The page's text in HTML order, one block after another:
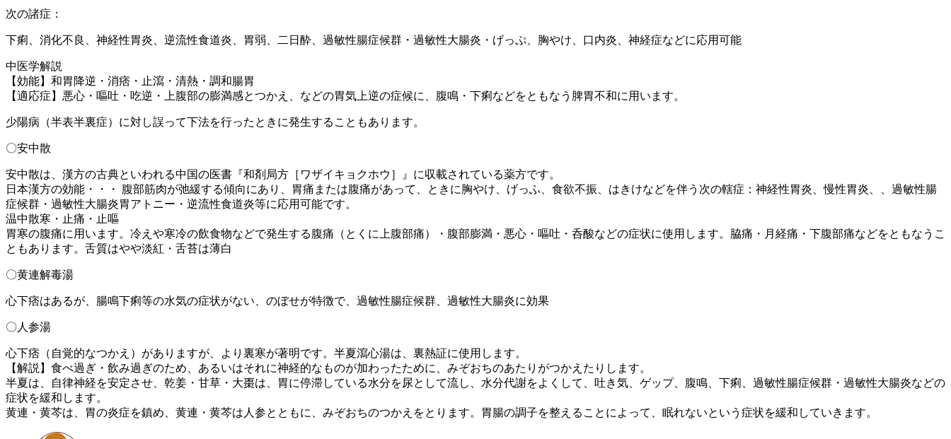
次の諸症：
下痢、消化不良、神経性胃炎、逆流性食道炎、胃弱、二日酔、過敏性腸症候群・過敏性大腸炎・げっぷ、胸やけ、口内炎、神経症などに応用可能
中医学解説
【効能】和胃降逆・消痞・止瀉・清熱・調和腸胃
【適応症】悪心・嘔吐・吃逆・上腹部の膨満感とつかえ、などの胃気上逆の症候に、腹鳴・下痢などをともなう脾胃不和に用います。
少陽病（半表半裏症）に対し誤って下法を行ったときに発生することもあります。
〇安中散
安中散は、漢方の古典といわれる中国の医書『和剤局方［ワザイキョクホウ］』に収載されている薬方です。
日本漢方の効能・・・ 腹部筋肉が弛緩する傾向にあり、胃痛または腹痛があって、ときに胸やけ、げっふ、食欲不振、はきけなどを伴う次の轄症：神経性胃炎、慢性胃炎、、過敏性腸
症候群・過敏性大腸炎胃アトニー・逆流性食道炎等に応用可能です。
温中散寒・止痛・止嘔
胃寒の腹痛に用います。冷えや寒冷の飲食物などで発生する腹痛（とくに上腹部痛）・腹部膨満・悪心・嘔吐・呑酸などの症状に使用します。脇痛・月経痛・下腹部痛などをともなうこ
ともあります。舌質はやや淡紅・舌苔は薄白
〇黄連解毒湯
心下痞はあるが、腸鳴下痢等の水気の症状がない、のぼせが特徴で、過敏性腸症候群、過敏性大腸炎に効果
〇人参湯
心下痞（自覚的なつかえ）がありますが、より裏寒が著明です。半夏瀉心湯は、裏熱証に使用します。
【解説】食べ過ぎ・飲み過ぎのため、あるいはそれに神経的なものが加わったために、みぞおちのあたりがつかえたりします。
半夏は、自律神経を安定させ、乾姜・甘草・大棗は、胃に停滞している水分を尿として流し、水分代謝をよくして、吐き気、ゲップ、腹鳴、下痢、過敏性腸症候群・過敏性大腸炎などの
症状を緩和します。
黄連・黄芩は、胃の炎症を鎮め、黄連・黄芩は人参とともに、みぞおちのつかえをとります。胃腸の調子を整えることによって、眠れないという症状を緩和していきます。